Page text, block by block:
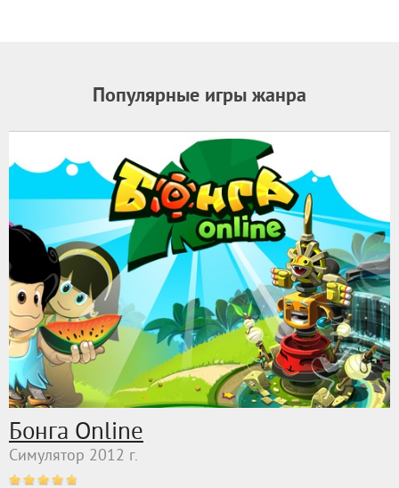
Популярные игры жанра
Бонга Online
Симулятор 2012 г.